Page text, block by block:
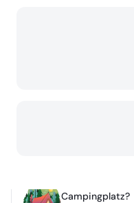
Besitzen oder
Campingplatz?